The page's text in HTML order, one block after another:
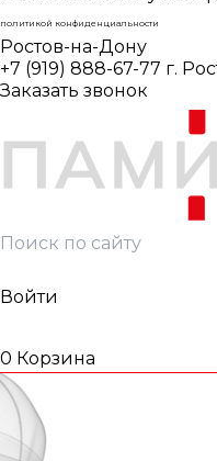
политикой конфиденциальности
Ростов-на-Дону
+7 (919) 888-67-77 г.
Заказать звонок
Войти
0 Корзина